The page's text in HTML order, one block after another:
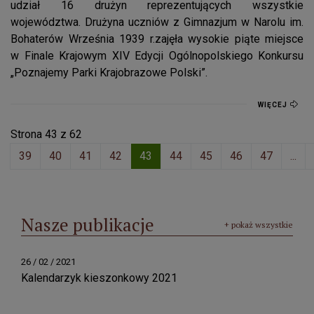
udział 16 drużyn reprezentujących wszystkie
województwa. Drużyna uczniów z Gimnazjum w Narolu im.
Bohaterów Września 1939 r.zajęła wysokie piąte miejsce
w Finale Krajowym XIV Edycji Ogólnopolskiego Konkursu
„Poznajemy Parki Krajobrazowe Polski”.
WIĘCEJ
Strona 43 z 62
39
40 41 42 43 44 45 46 47 ...
Nasze publikacje + pokaż wszystkie
26 / 02 / 2021
Kalendarzyk kieszonkowy 2021